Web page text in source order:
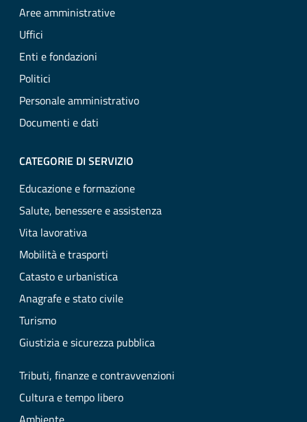
Aree amministrative
Uffici
Enti e fondazioni
Politici
Personale amministrativo
Documenti e dati
CATEGORIE DI SERVIZIO
Educazione e formazione
Salute, benessere e assistenza
Vita lavorativa
Mobilità e trasporti
Catasto e urbanistica
Anagrafe e stato civile
Turismo
Giustizia e sicurezza pubblica
Tributi, finanze e contravvenzioni
Cultura e tempo libero